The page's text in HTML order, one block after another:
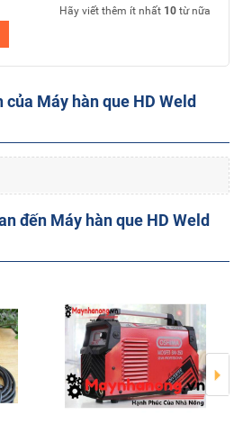
Hãy viết thêm ít nhất 10 từ nữa
Máy hàn que HD Weld
đến Máy hàn que HD Weld